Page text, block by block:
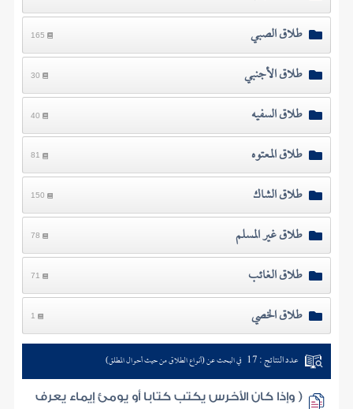
طلاق الصبي 165
طلاق الأجنبي 30
طلاق السفيه 40
طلاق المعتوه 81
طلاق الشاك 150
طلاق غير المسلم 78
طلاق الغائب 71
طلاق الخصي 1
عدد النتائج : 17 في البحث عن (أنواع الطلاق من حيث أحوال المطلق)
( وإذا كان الأخرس يكتب كتابا أو يومئ إيماء يعرف